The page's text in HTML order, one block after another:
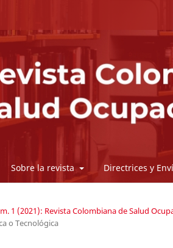
Sobre la revista Directrices y
1 (2021): Revista Colombiana de Salud
o Tecnológica